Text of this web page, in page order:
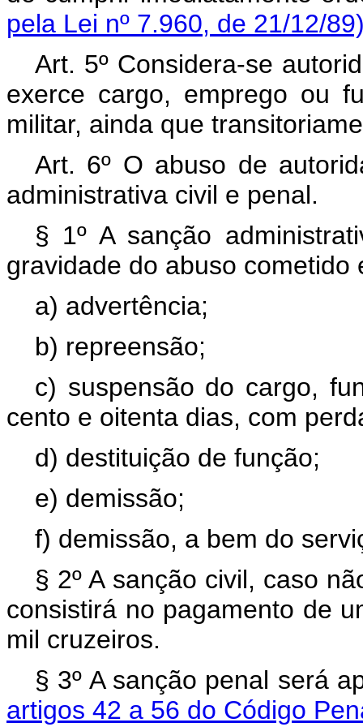
pela Lei nº 7.960, de 21/12/
Art. 5º Considera-se
exerce cargo, emprego ou
militar, ainda que
Art. 6º O abuso de
administrativa civil e penal.
§ 1º A sanção
gravidade do abuso cometido
a) advertência;
b) repreensão;
c) suspensão do cargo,
cento e oitenta dias, com
d) destituição de função;
e) demissão;
f) demissão, a bem do
§ 2º A sanção civil, caso
consistirá no pagamento de
mil cruzeiros.
§ 3º A sanção penal será
artigos 42 a 56 do Código